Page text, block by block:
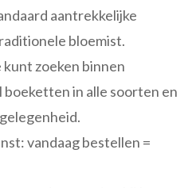
aantrekkelijke
bloemist.
zoeken binnen
boeketten in alle soorten en
vandaag bestellen =